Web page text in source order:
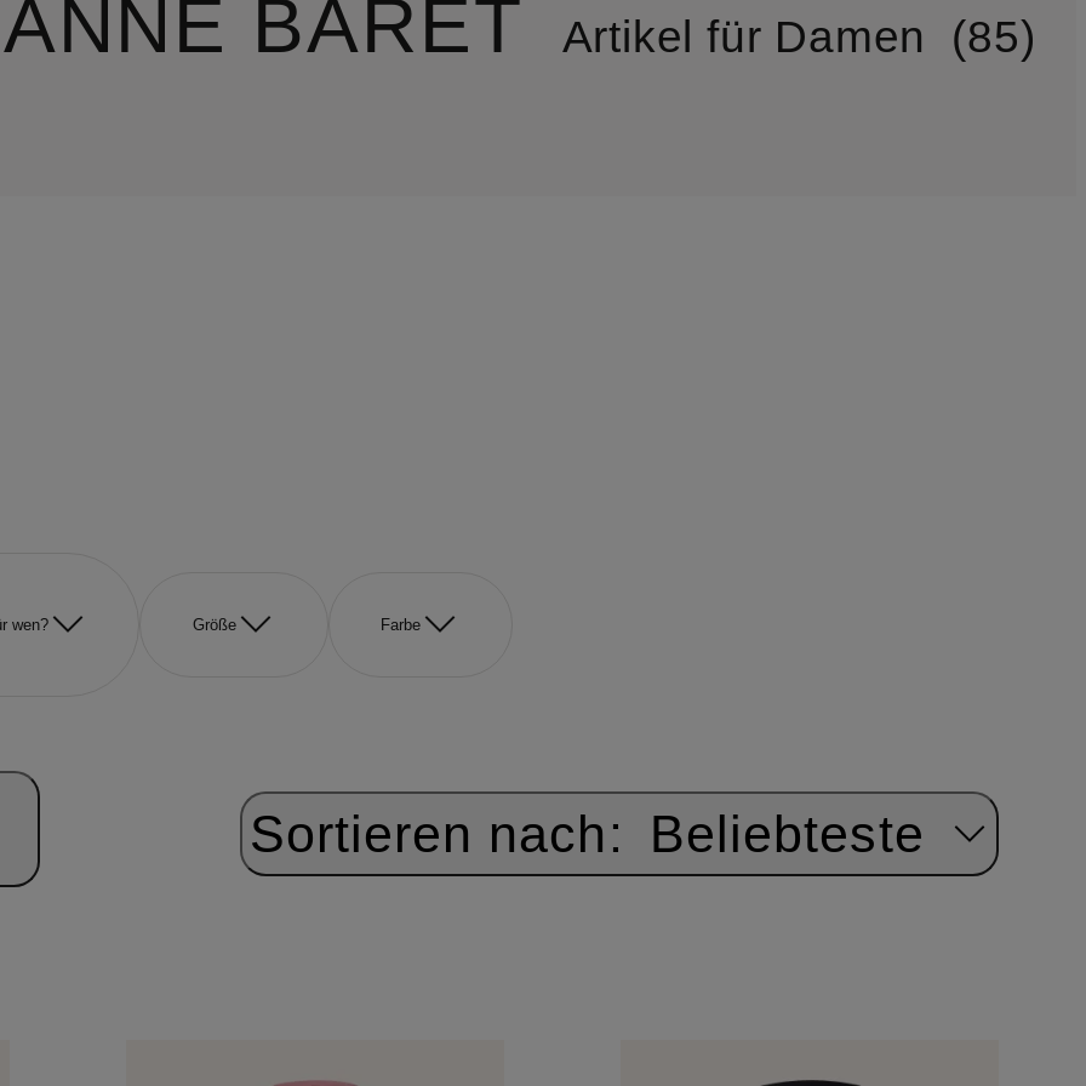
BARET Artikel für Damen 85
wen? Größe Farbe
Sortieren nach: Beliebteste